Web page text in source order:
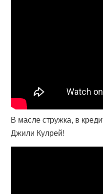
В масле стружка, в
Джили Кулрей!